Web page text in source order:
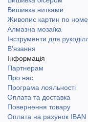
Вишивка нитками
Живопис картин по
Алмазна мозаїка
Інструменти для
В'язання
Інформація
Партнерам
Про нас
Програма лояльності
Оплата та доставка
Повернення товару
Оплата на рахунок IBAN